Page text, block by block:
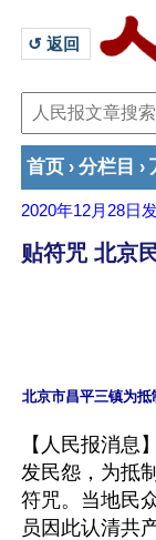
↺ 返回
首页 › 分栏目 ›
2020年12月28日
贴符咒 北京
【人民报消息
发民怨，为抵
符咒。当地民
员因此认清共